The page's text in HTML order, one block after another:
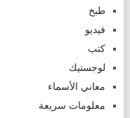
طبخ
فيديو
كتب
لوجستيك
معاني الأسماء
معلومات سريعة